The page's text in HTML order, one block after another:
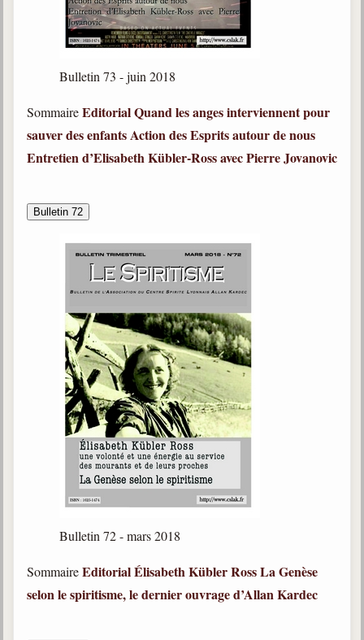
Bulletin 73 - juin 2018
SommaireEditorialQuand les anges interviennent pour
sauver des enfantsAction des Esprits autour de nous
Entretien d’Elisabeth Kübler-Ross avec Pierre Jovanovic
Bulletin 72
Bulletin 72 - mars 2018
SommaireEditorialÉlisabeth Kübler RossLa Genèse
selon le spiritisme, le dernier ouvrage d’Allan Kardec